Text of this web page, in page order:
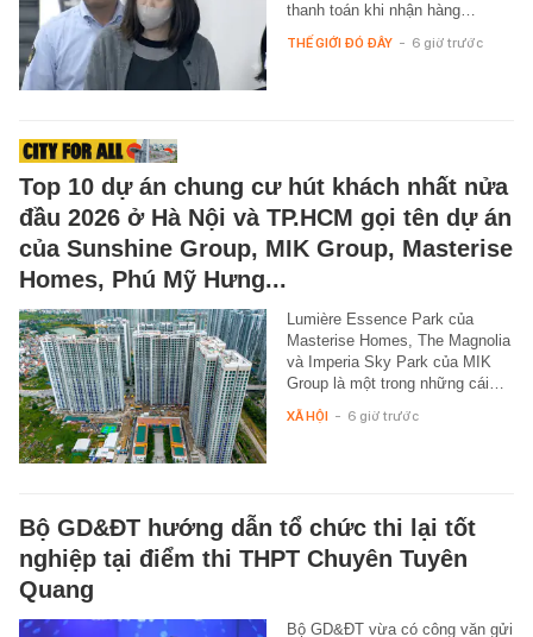
thanh toán khi nhận hàng…
THẾ GIỚI ĐÓ ĐÂY - 6 giờ trước
Top 10 dự án chung cư hút khách nhất nửa
đầu 2026 ở Hà Nội và TP.HCM gọi tên dự án
của Sunshine Group, MIK Group, Masterise
Homes, Phú Mỹ Hưng...
Lumière Essence Park của
Masterise Homes, The Magnolia
và Imperia Sky Park của MIK
Group là một trong những cái…
XÃ HỘI - 6 giờ trước
Bộ GD&ĐT hướng dẫn tổ chức thi lại tốt
nghiệp tại điểm thi THPT Chuyên Tuyên
Quang
Bộ GD&ĐT vừa có công văn gửi